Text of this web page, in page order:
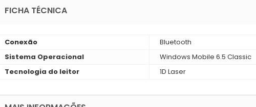
FICHA TÉCNICA
Conexão
Bluetooth
Sistema Operacional
Windows Mobile 6.5 Classic
Tecnologia do leitor
1D Laser